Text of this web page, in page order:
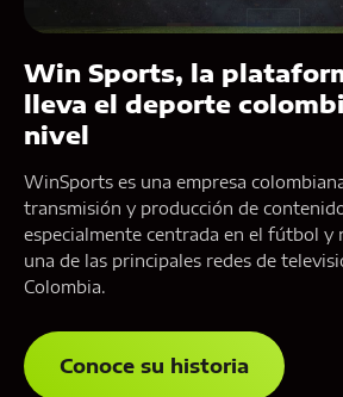
Win Sports, la
lleva el deporte
nivel
WinSports es una empresa
transmisión y producción de
especialmente centrada en el fútbol y
una de las principales redes de
Colombia.
Conoce su historia